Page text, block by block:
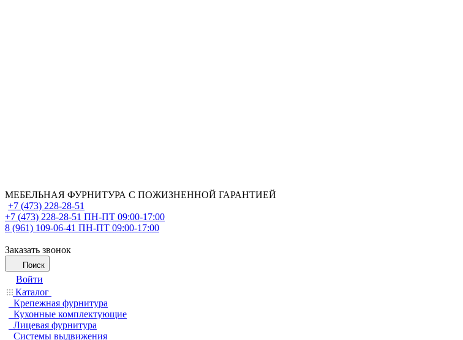
МЕБЕЛЬНАЯ ФУРНИТУРА С ПОЖИЗНЕННОЙ ГАРАНТИЕЙ
+7 (473) 228-28-51
+7 (473) 228-28-51 ПН-ПТ 09:00-17:00
8 (961) 109-06-41 ПН-ПТ 09:00-17:00
Заказать звонок
Поиск
Войти
Каталог
Крепежная фурнитура
Кухонные комплектующие
Лицевая фурнитура
Системы выдвижения